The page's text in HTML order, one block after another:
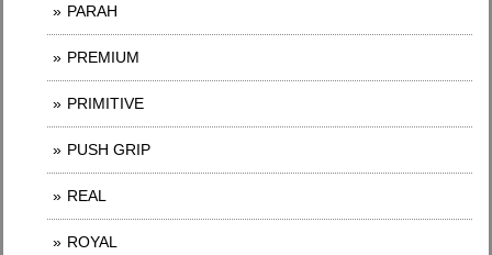
PARAH
PREMIUM
PRIMITIVE
PUSH GRIP
REAL
ROYAL